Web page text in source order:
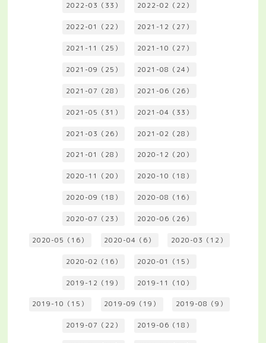
2022-03（33） 2022-02（22）
2022-01（22） 2021-12（27）
2021-11（25） 2021-10（27）
2021-09（25） 2021-08（24）
2021-07（28） 2021-06（26）
2021-05（31） 2021-04（33）
2021-03（26） 2021-02（28）
2021-01（28） 2020-12（20）
2020-11（20） 2020-10（18）
2020-09（18） 2020-08（16）
2020-07（23） 2020-06（26）
2020-05（16） 2020-04（6） 2020-03（12）
2020-02（16） 2020-01（15）
2019-12（19） 2019-11（10）
2019-10（15） 2019-09（19） 2019-08（9）
2019-07（22） 2019-06（18）